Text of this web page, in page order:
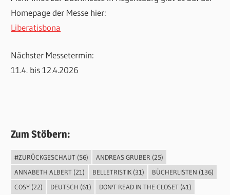
Homepage der Messe hier:
Liberatisbona
Nächster Messetermin:
11.4. bis 12.4.2026
Zum Stöbern:
#ZURÜCKGESCHAUT(56) ANDREAS GRUBER (25)
ANNABETH ALBERT(21) BELLETRISTIK(31) BÜCHERLISTEN (136)
COSY(22) DEUTSCH (61) DON'T READ IN THE CLOSET(41)